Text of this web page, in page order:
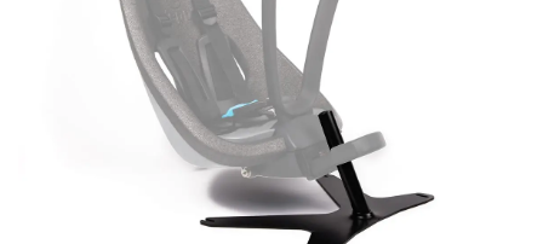
Reparatieplanner
E-Bike private shopping